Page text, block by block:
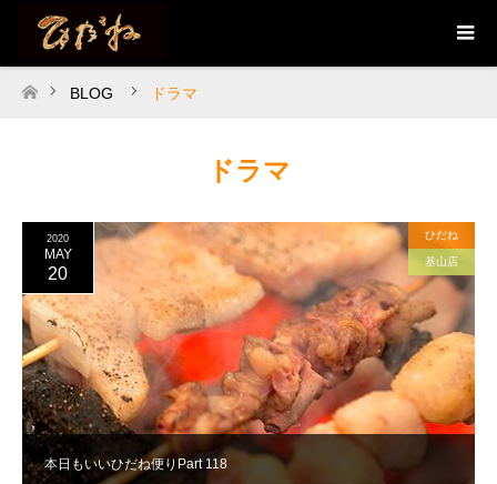
ホーム
BLOG ドラマ
ドラマ
本日もいいひだね便りPart 118
2020
MAY
20
ひだね
基山店